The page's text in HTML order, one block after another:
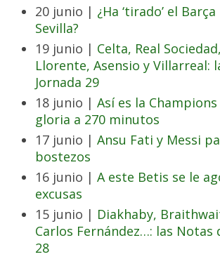
20 junio | ¿Ha ‘tirado’ el
Sevilla?
19 junio | Celta, Real
Llorente, Asensio y Villarreal:
Jornada 29
18 junio | Así es la
gloria a 270 minutos
17 junio | Ansu Fati y Messi
bostezos
16 junio | A este Betis se le
excusas
15 junio | Diakhaby,
Carlos Fernández…: las Notas
28